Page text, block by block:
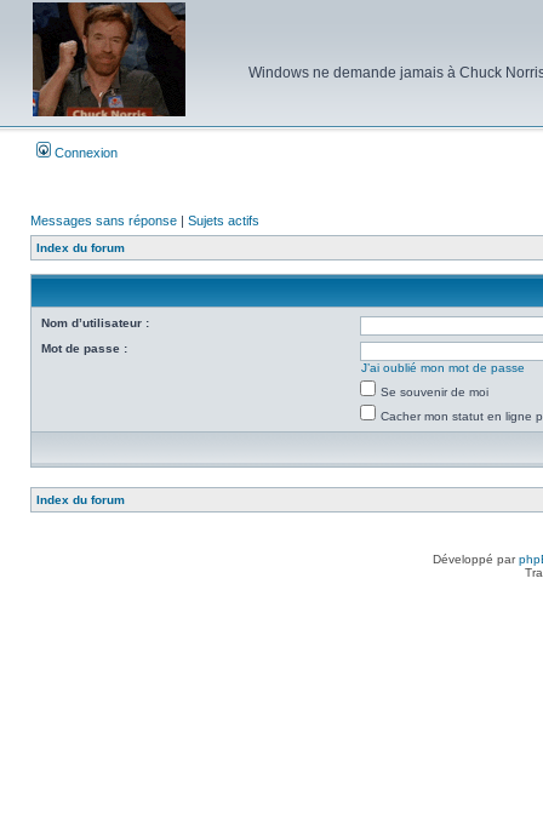
Windows ne demande jamais à Chuck
Connexion
Messages sans réponse | Sujets actifs
Index du forum
Nom d’utilisateur :
Mot de passe :
J’ai oublié mon mot de passe
Se souvenir de moi
Cacher mon statut en ligne
Index du forum
Développé par